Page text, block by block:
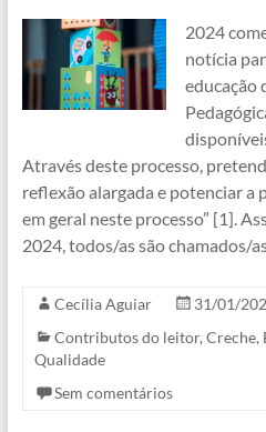
2024
notícia
educação
Através deste processo,
reflexão alargada e potenciar a
em geral neste processo” [1].
2024, todos/as são chamados/
Cecília Aguiar
31/01/
Contributos do leitor, Creche,
Qualidade
Sem comentários